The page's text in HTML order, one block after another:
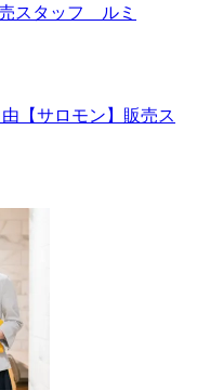
スタッフ ルミ
【サロモン】販売ス